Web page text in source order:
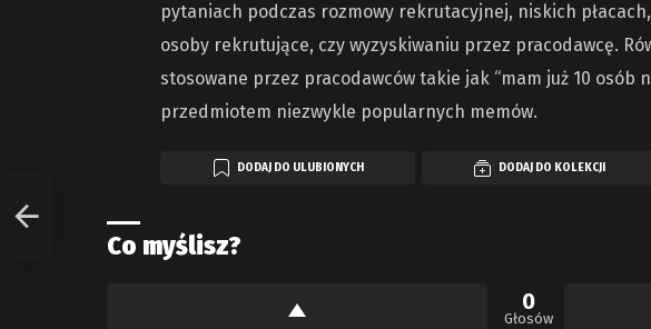
pytaniach podczas rozmowy rekrutacyjnej, niskich
osoby rekrutujące, czy wyzyskiwaniu przez pracodawcę.
stosowane przez pracodawców takie jak “mam już 10 osób
przedmiotem niezwykle popularnych memów.
DODAJ DO ULUBIONYCH DODAJ DO KOLEKCJI
Co myślisz?
0
Głosów